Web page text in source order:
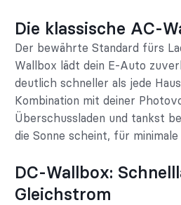
Die klassische AC-
Der bewährte Standard fürs
Wallbox lädt dein E-Auto
deutlich schneller als jede
Kombination mit deiner
Überschussladen und tankst
die Sonne scheint, für minimale
DC-Wallbox:
Gleichstrom